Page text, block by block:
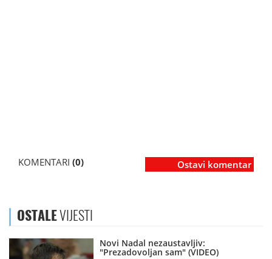
KOMENTARI (0) Ostavi komentar
OSTALEVIJESTI
Novi Nadal nezaustavljiv:
"Prezadovoljan sam" (VIDEO)